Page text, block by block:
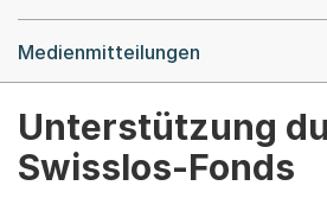
Medienmitteilungen
Unterstützung
Swisslos-Fonds